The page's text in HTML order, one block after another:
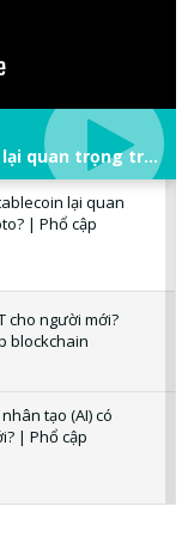
Stablecoin là gì? Tại sao stablecoin lại quan trọng trong thị trường crypto? | Phổ cập Blockchain
lại quan
| Phổ cập
cho người mới?
blockchain
tạo (AI) có
| Phổ cập